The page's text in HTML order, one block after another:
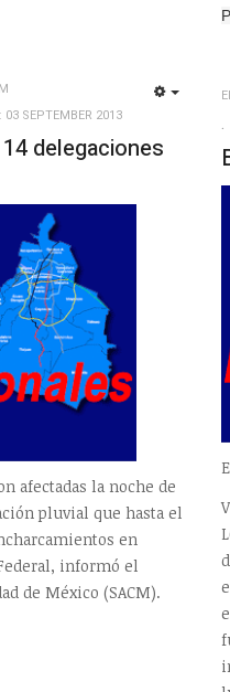
03 SEPTEMBER 2013
delegaciones
afectadas la noche de
pluvial que hasta el
en
informó el
de México (SACM).